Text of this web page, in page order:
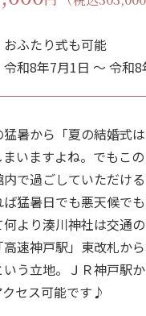
おふたり式も可能
令和8年7月1日 ～ 令和8
猛暑から「夏の結婚式
まいますよね。でもこ
内で過ごしていただけ
猛暑日でも悪天候でも
何より湊川神社は交通
高速神戸駅」東改札か
う立地。ＪＲ神戸駅
クセス可能です♪